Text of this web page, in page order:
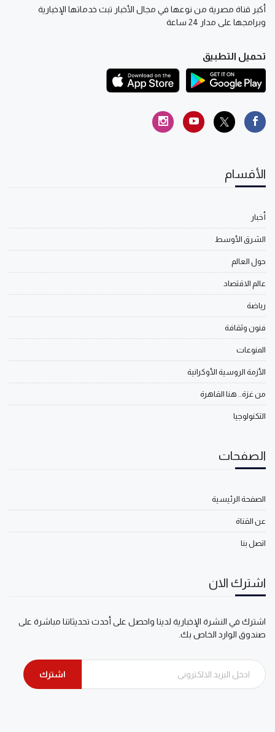
أكبر قناة مصرية من نوعها في مجال الأخبار تبث خدماتها الإخبارية
وبرامجها على مدار 24 ساعة
تحميل التطبيق
الأقسام
أخبار
الشرق الأوسط
حول العالم
عالم الاقتصاد
رياضة
فنون وثقافة
المنوعات
الأزمة الروسية الأوكرانية
من غزة.. هنا القاهرة
التكنولوجيا
الصفحات
الصفحة الرئيسية
عن القناة
اتصل بنا
اشترك الان
اشترك في النشرة الإخبارية لدينا واحصل على أحدث تحديثاتنا مباشرة على
صندوق الوارد الخاص بك.
اشترك